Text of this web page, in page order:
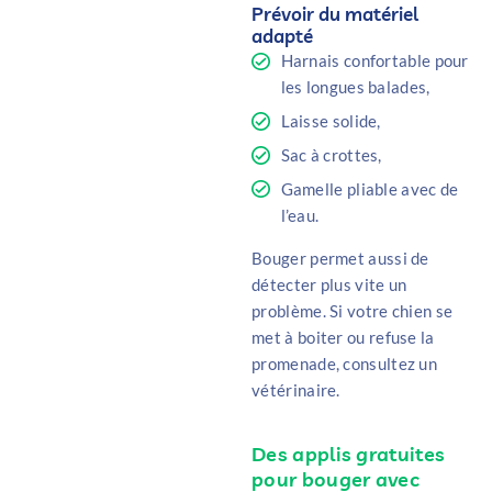
Prévoir du matériel
adapté
Harnais confortable pour
les longues balades,
Laisse solide,
Sac à crottes,
Gamelle pliable avec de
l’eau.
Bouger permet aussi de
détecter plus vite un
problème. Si votre chien se
met à boiter ou refuse la
promenade, consultez un
vétérinaire.
Des applis gratuites
pour bouger avec